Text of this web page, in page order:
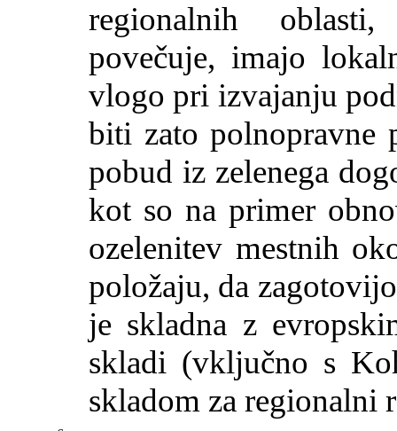
regionalnih
povečuje, imajo
vlogo pri izvajanju
biti zato polnopravne
pobud iz zelenega
kot so na primer
ozelenitev mestnih
položaju, da
je skladna z
skladi (vključno s
skladom za regionalni